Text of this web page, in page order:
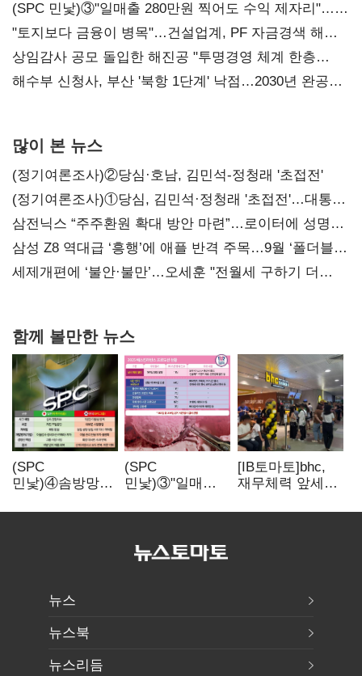
내정
(SPC 민낯)③"일매출 280만원 찍어도 수익 제자리"…
점주 울리는 '상시 할인'
"토지보다 금융이 병목"…건설업계, PF 자금경색 해소
목소리
상임감사 공모 돌입한 해진공 "투명경영 체계 한층
강화"
해수부 신청사, 부산 '북항 1단계' 낙점…2030년 완공
많이 본 뉴스
(정기여론조사)②당심·호남, 김민석-정청래 '초접전'
(정기여론조사)①당심, 김민석·정청래 '초접전'…대통령
지지도 '50% 아래로'(종합)
삼전닉스 “주주환원 확대 방안 마련”…로이터에 성명
보내
삼성 Z8 역대급 ‘흥행’에 애플 반격 주목…9월 ‘폴더블
대전’
세제개편에 ‘불안·불만’…오세훈 "전월세 구하기 더
함께 볼만한 뉴스
(SPC
민낯)④솜방망이
식품위생법 위반
(SPC
민낯)③"일매출
수익 제자리"…
'상시 할인'
[IB토마토]bhc,
재무체력 앞세워
투자…'본게임'
뉴스
뉴스북
뉴스리듬